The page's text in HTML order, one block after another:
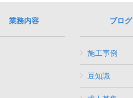
業務内容 ブログ
施工事例
豆知識